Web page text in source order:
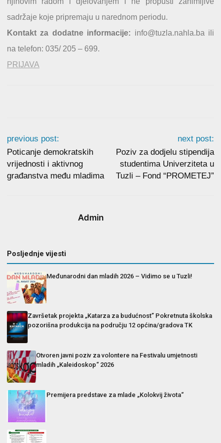
sadržaje koje pripremaju u narednom periodu.
Kontakt za dodatne informacije: info@tuzla.nahla.ba ili
na telefon: 035/ 205 – 699.
PRIJAVA
previous post:
Poticanje demokratskih
vrijednosti i aktivnog
građanstva među mladima
next post:
Poziv za dodjelu stipendija
studentima Univerziteta u
Tuzli – Fond “PROMETEJ”
Admin
Posljednje vijesti
Međunarodni dan mladih 2026 – Vidimo se u Tuzli!
Završetak projekta „Katarza za budućnost” Pokretnuta školska
pozorišna produkcija na području 12 općina/gradova TK
Otvoren javni poziv za volontere na Festivalu umjetnosti
mladih „Kaleidoskop“ 2026
Premijera predstave za mlade „Kolokvij života“